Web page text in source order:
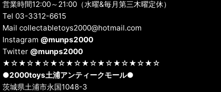
営業時間12:00～21:00（水曜&毎月第三木曜定休）
Tel 03-3312-6615
Mail collectabletoys2000@hotmail.com
Instagram @munps2000
Twitter @munps2000
★☆★☆★☆★☆★☆★☆★☆★☆★☆★☆
●2000toys土浦アンティークモール●
茨城県土浦市永国1048-3